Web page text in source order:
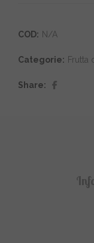
COD: N/A
Categorie: Frutta
Share